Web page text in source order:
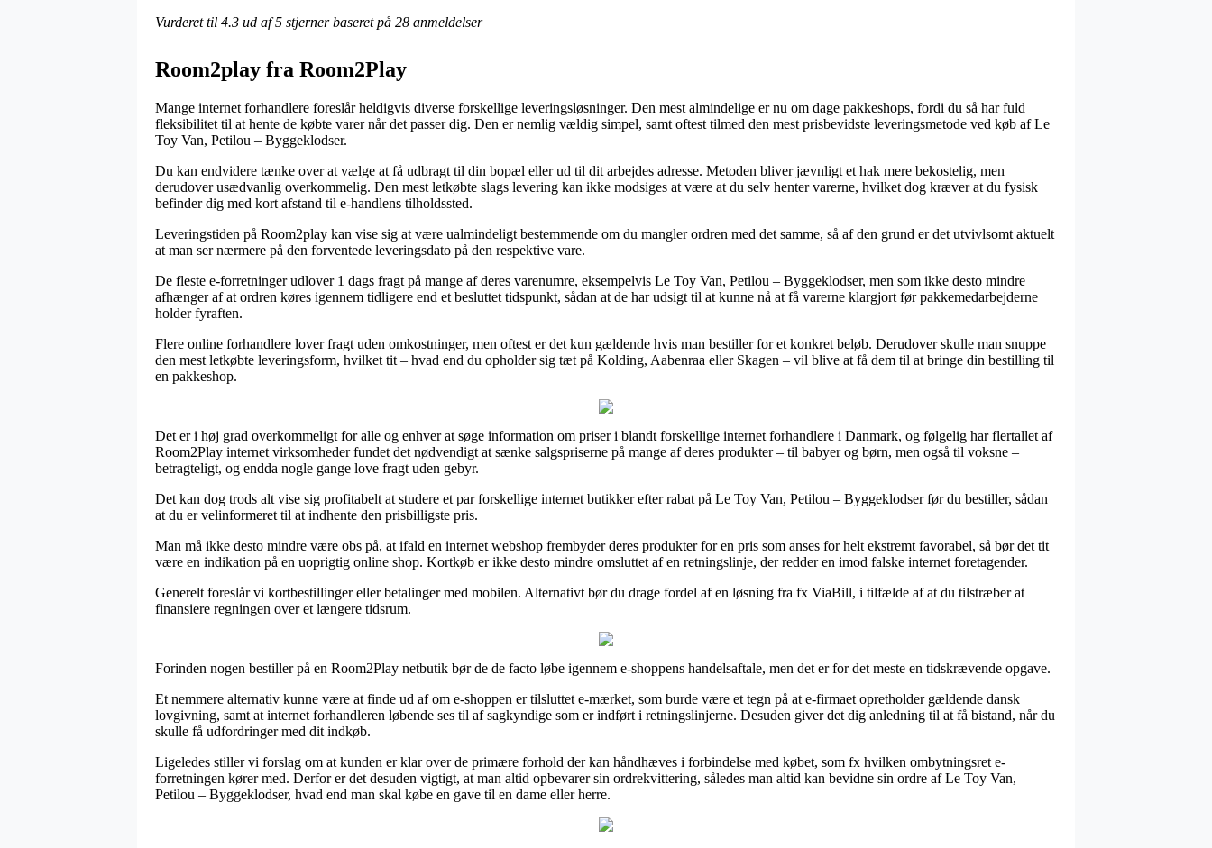
Vurderet til 4.3 ud af 5 stjerner baseret på 28 anmeldelser
Room2play fra Room2Play
Mange internet forhandlere foreslår heldigvis diverse forskellige leveringsløsninger. Den mest almindelige er nu om dage pakkeshops, fordi du så har fuld
fleksibilitet til at hente de købte varer når det passer dig. Den er nemlig vældig simpel, samt oftest tilmed den mest prisbevidste leveringsmetode ved køb af Le
Toy Van, Petilou – Byggeklodser.
Du kan endvidere tænke over at vælge at få udbragt til din bopæl eller ud til dit arbejdes adresse. Metoden bliver jævnligt et hak mere bekostelig, men
derudover usædvanlig overkommelig. Den mest letkøbte slags levering kan ikke modsiges at være at du selv henter varerne, hvilket dog kræver at du fysisk
befinder dig med kort afstand til e-handlens tilholdssted.
Leveringstiden på Room2play kan vise sig at være ualmindeligt bestemmende om du mangler ordren med det samme, så af den grund er det utvivlsomt aktuelt
at man ser nærmere på den forventede leveringsdato på den respektive vare.
De fleste e-forretninger udlover 1 dags fragt på mange af deres varenumre, eksempelvis Le Toy Van, Petilou – Byggeklodser, men som ikke desto mindre
afhænger af at ordren køres igennem tidligere end et besluttet tidspunkt, sådan at de har udsigt til at kunne nå at få varerne klargjort før pakkemedarbejderne
holder fyraften.
Flere online forhandlere lover fragt uden omkostninger, men oftest er det kun gældende hvis man bestiller for et konkret beløb. Derudover skulle man snuppe
den mest letkøbte leveringsform, hvilket tit – hvad end du opholder sig tæt på Kolding, Aabenraa eller Skagen – vil blive at få dem til at bringe din bestilling til
en pakkeshop.
Det er i høj grad overkommeligt for alle og enhver at søge information om priser i blandt forskellige internet forhandlere i Danmark, og følgelig har flertallet af
Room2Play internet virksomheder fundet det nødvendigt at sænke salgspriserne på mange af deres produkter – til babyer og børn, men også til voksne –
betragteligt, og endda nogle gange love fragt uden gebyr.
Det kan dog trods alt vise sig profitabelt at studere et par forskellige internet butikker efter rabat på Le Toy Van, Petilou – Byggeklodser før du bestiller, sådan
at du er velinformeret til at indhente den prisbilligste pris.
Man må ikke desto mindre være obs på, at ifald en internet webshop frembyder deres produkter for en pris som anses for helt ekstremt favorabel, så bør det tit
være en indikation på en uoprigtig online shop. Kortkøb er ikke desto mindre omsluttet af en retningslinje, der redder en imod falske internet foretagender.
Generelt foreslår vi kortbestillinger eller betalinger med mobilen. Alternativt bør du drage fordel af en løsning fra fx ViaBill, i tilfælde af at du tilstræber at
finansiere regningen over et længere tidsrum.
Forinden nogen bestiller på en Room2Play netbutik bør de de facto løbe igennem e-shoppens handelsaftale, men det er for det meste en tidskrævende opgave.
Et nemmere alternativ kunne være at finde ud af om e-shoppen er tilsluttet e-mærket, som burde være et tegn på at e-firmaet opretholder gældende dansk
lovgivning, samt at internet forhandleren løbende ses til af sagkyndige som er indført i retningslinjerne. Desuden giver det dig anledning til at få bistand, når du
skulle få udfordringer med dit indkøb.
Ligeledes stiller vi forslag om at kunden er klar over de primære forhold der kan håndhæves i forbindelse med købet, som fx hvilken ombytningsret e-
forretningen kører med. Derfor er det desuden vigtigt, at man altid opbevarer sin ordrekvittering, således man altid kan bevidne sin ordre af Le Toy Van,
Petilou – Byggeklodser, hvad end man skal købe en gave til en dame eller herre.